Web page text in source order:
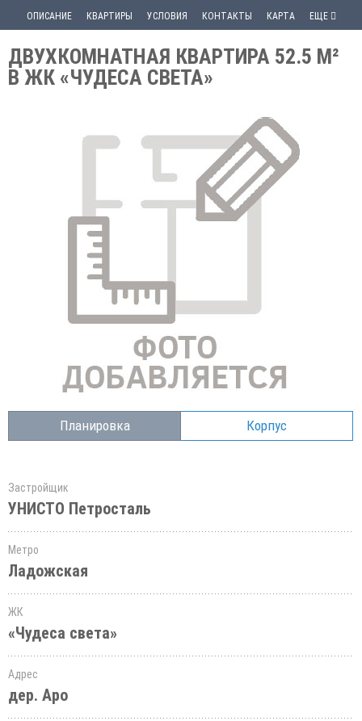
ОПИСАНИЕ КВАРТИРЫ УСЛОВИЯ КОНТАКТЫ КАРТА ЕЩЕ
ДВУХКОМНАТНАЯ КВАРТИРА 52.5 М²
В ЖК «ЧУДЕСА СВЕТА»
Планировка Корпус
Застройщик
УНИСТО Петросталь
Метро
Ладожская
ЖК
«Чудеса света»
Адрес
дер. Аро